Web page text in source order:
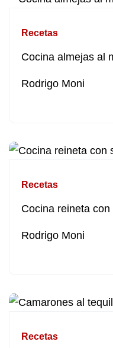
Recetas
Cocina almejas al
Rodrigo Moni
Recetas
Cocina reineta
Rodrigo Moni
Recetas